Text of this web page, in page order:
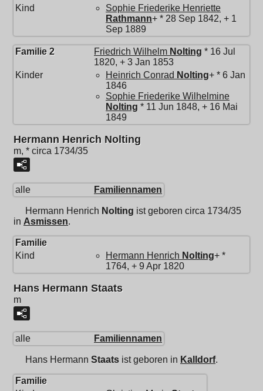
Kind
Sophie Friederike Henriette
Rathmann+ * 28 Sep 1842, + 1
Sep 1889
Familie 2 Friedrich Wilhelm Nolting * 16 Jul
1820, + 3 Jan 1853
Kinder
Heinrich Conrad Nolting+ * 6 Jan
1846
Sophie Friederike Wilhelmine
Nolting * 11 Jun 1848, + 16 Mai
1849
Hermann Henrich Nolting
m, * circa 1734/35
alle Familiennamen
Hermann Henrich Nolting ist geboren circa 1734/35
in Asmissen.
Familie
Kind
Hermann Henrich Nolting+ *
1764, + 9 Apr 1820
Hans Hermann Staats
m
alle Familiennamen
Hans Hermann Staats ist geboren in Kalldorf.
Familie